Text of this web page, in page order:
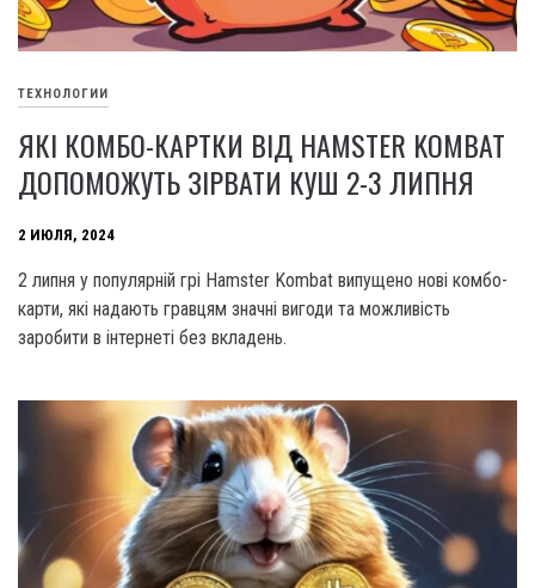
ТЕХНОЛОГИИ
ЯКІ КОМБО-КАРТКИ ВІД HAMSTER KOMBAT
ДОПОМОЖУТЬ ЗІРВАТИ КУШ 2-3 ЛИПНЯ
2 ИЮЛЯ, 2024
2 липня у популярній грі Hamster Kombat випущено нові комбо-
карти, які надають гравцям значні вигоди та можливість
заробити в інтернеті без вкладень.